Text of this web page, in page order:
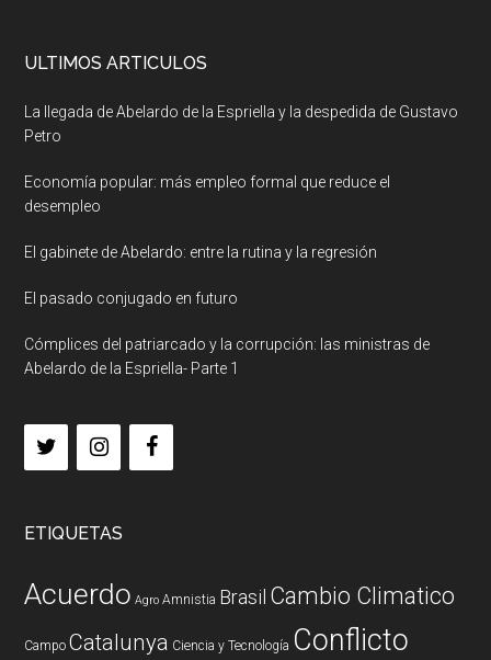
ULTIMOS ARTICULOS
La llegada de Abelardo de la Espriella y la despedida de Gustavo
Petro
Economía popular: más empleo formal que reduce el
desempleo
El gabinete de Abelardo: entre la rutina y la regresión
El pasado conjugado en futuro
Cómplices del patriarcado y la corrupción: las ministras de
Abelardo de la Espriella- Parte 1
ETIQUETAS
Acuerdo Agro Amnistia Brasil Cambio Climatico
Campo Catalunya Ciencia y Tecnología Conflicto